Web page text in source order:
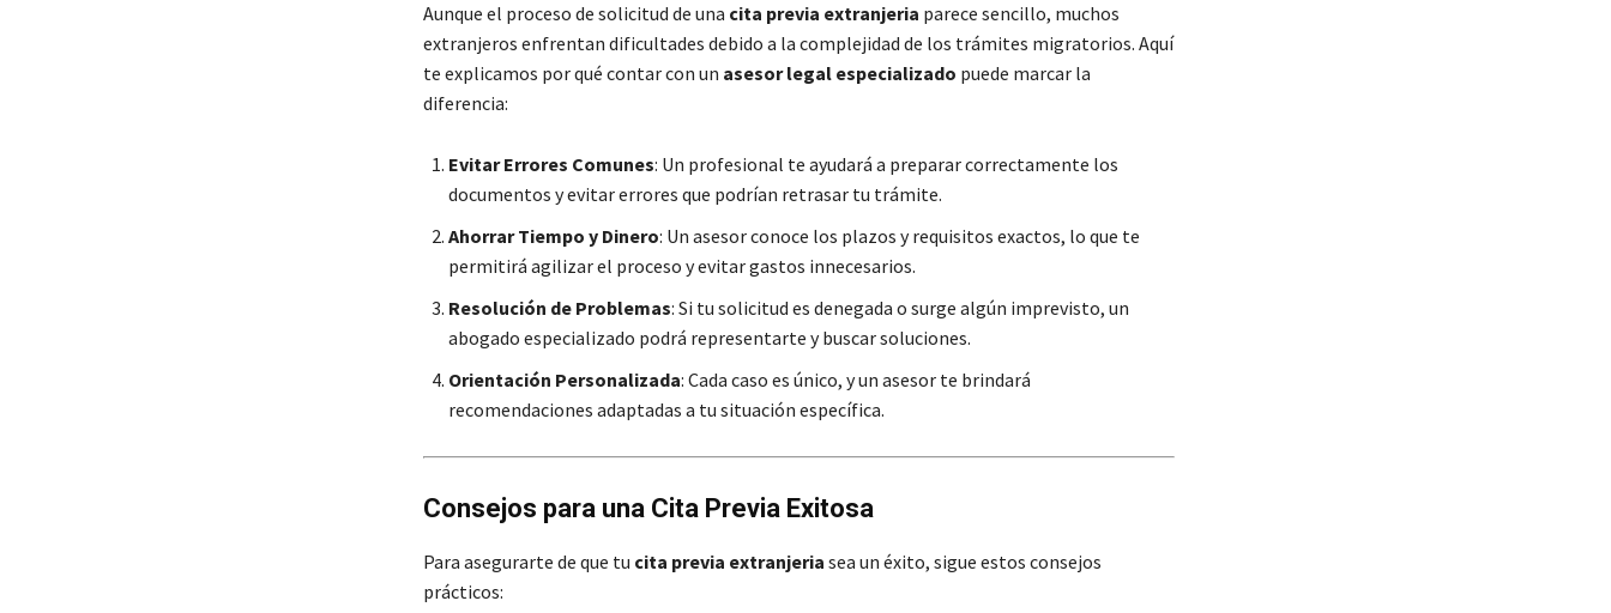
Aunque el proceso de solicitud de una cita previa extranjeria parece sencillo, muchos
extranjeros enfrentan dificultades debido a la complejidad de los trámites migratorios. Aquí
te explicamos por qué contar con un asesor legal especializado puede marcar la
diferencia:
Evitar Errores Comunes: Un profesional te ayudará a preparar correctamente los
documentos y evitar errores que podrían retrasar tu trámite.
Ahorrar Tiempo y Dinero: Un asesor conoce los plazos y requisitos exactos, lo que te
permitirá agilizar el proceso y evitar gastos innecesarios.
Resolución de Problemas: Si tu solicitud es denegada o surge algún imprevisto, un
abogado especializado podrá representarte y buscar soluciones.
Orientación Personalizada: Cada caso es único, y un asesor te brindará
recomendaciones adaptadas a tu situación específica.
Consejos para una Cita Previa Exitosa
Para asegurarte de que tu cita previa extranjeria sea un éxito, sigue estos consejos
prácticos: